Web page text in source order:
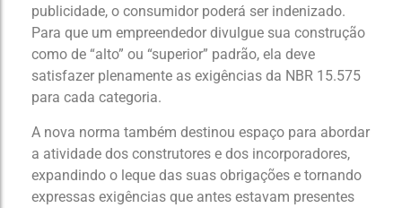
publicidade, o consumidor poderá ser indenizado.
Para que um empreendedor divulgue sua construção
como de “alto” ou “superior” padrão, ela deve
satisfazer plenamente as exigências da NBR 15.575
para cada categoria.
A nova norma também destinou espaço para abordar
a atividade dos construtores e dos incorporadores,
expandindo o leque das suas obrigações e tornando
expressas exigências que antes estavam presentes